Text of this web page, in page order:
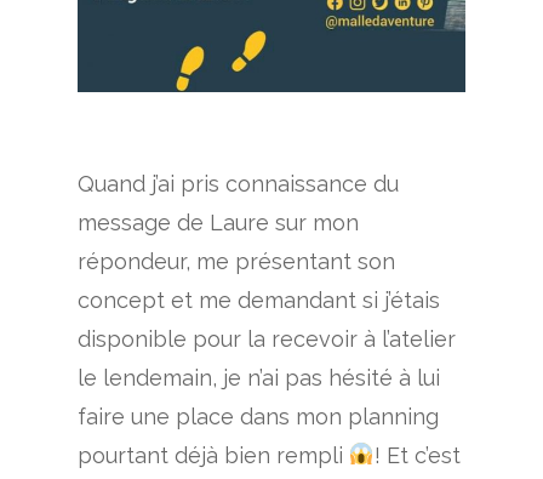
Quand j’ai pris connaissance du
message de Laure sur mon
répondeur, me présentant son
concept et me demandant si j’étais
disponible pour la recevoir à l’atelier
le lendemain, je n’ai pas hésité à lui
faire une place dans mon planning
pourtant déjà bien rempli
! Et c’est